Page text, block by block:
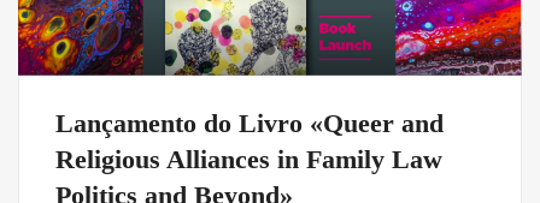
Lançamento do Livro «Queer and
Religious Alliances in Family Law
Politics and Beyond»